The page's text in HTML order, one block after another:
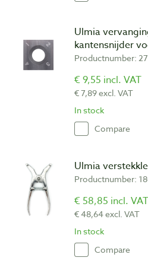
Ulmia
kantensnijder
Productnumber:
€ 9,55 incl. VAT
€ 7,89 excl. VAT
In stock
Compare
Ulmia
Productnumber:
€ 58,85 incl. VAT
€ 48,64 excl. VAT
In stock
Compare